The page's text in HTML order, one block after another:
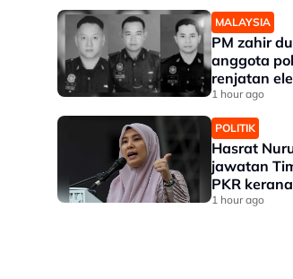
MALAYSIA
PM zahir
anggota
renjatan
1 hour ago
POLITIK
Hasrat
jawatan
PKR
pengajian
1 hour ago